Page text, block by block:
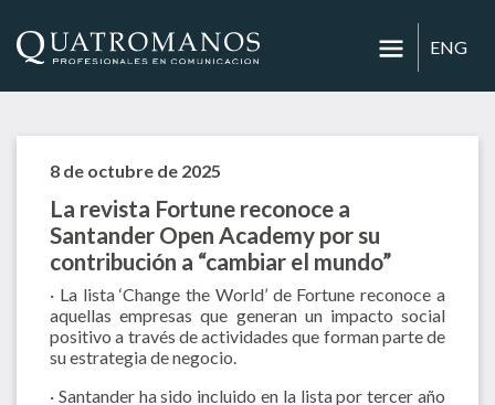
ENG
8 de octubre de 2025
La revista Fortune reconoce a
Santander Open Academy por su
contribución a “cambiar el mundo”
· La lista ‘Change the World’ de Fortune reconoce a
aquellas empresas que generan un impacto social
positivo a través de actividades que forman parte de
su estrategia de negocio.
· Santander ha sido incluido en la lista por tercer año